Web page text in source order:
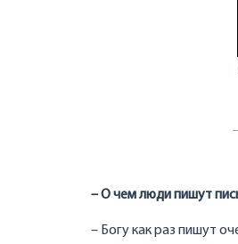
–О чем люди пишут
– Богу как раз пишут